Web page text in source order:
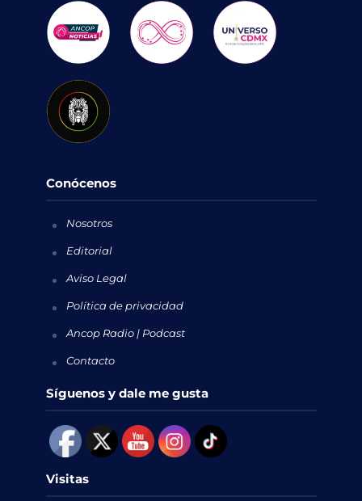
Conócenos
Nosotros
Editorial
Aviso Legal
Política de privacidad
Ancop Radio | Podcast
Contacto
Síguenos y dale me gusta
Visitas